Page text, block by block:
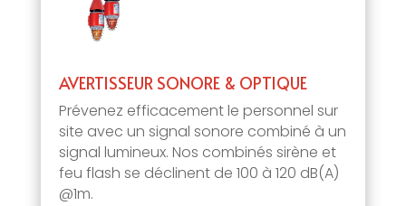
AVERTISSEUR SONORE & OPTIQUE
Prévenez efficacement le personnel sur
site avec un signal sonore combiné à un
signal lumineux. Nos combinés sirène et
feu flash se déclinent de 100 à 120 dB(A)
@1m.